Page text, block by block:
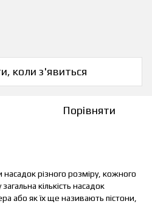
коли з'явиться
Порівняти
насадок різного розміру, кожного
кількість насадок
або як їх ще називають пістони,